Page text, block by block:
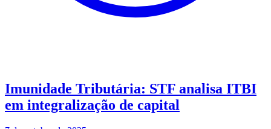
Imunidade Tributária: STF analisa ITBI
em integralização de capital